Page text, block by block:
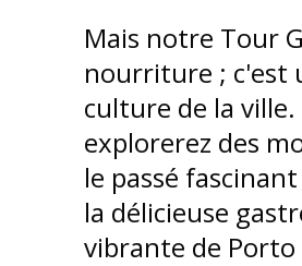
Mais notre Tour
nourriture ; c'est
culture de la
explorerez des
le passé
la délicieuse
vibrante de